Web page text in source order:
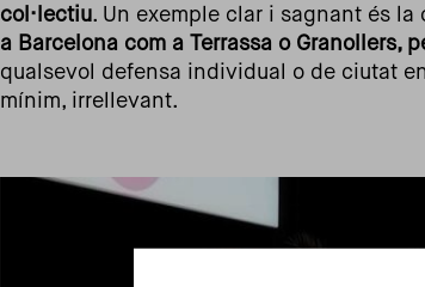
col·lectiu. Un exemple clar i sagnant és la
a Barcelona com a Terrassa o Granollers,
qualsevol defensa individual o de ciutat
mínim, irrellevant.